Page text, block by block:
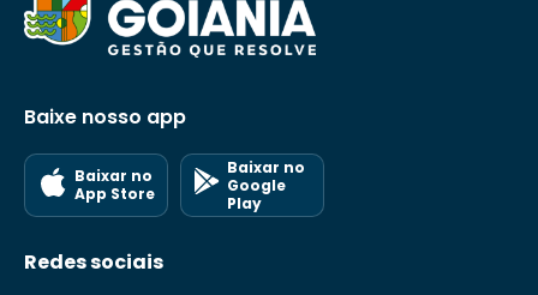
Baixe nosso app
Baixar no
App Store
Baixar no
Google
Play
Redes sociais